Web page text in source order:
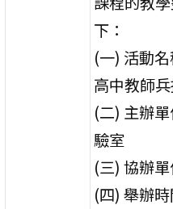
下：
(一) 活動
高中教師
(二) 主辦
驗室
(三) 協辦
(四) 舉辦